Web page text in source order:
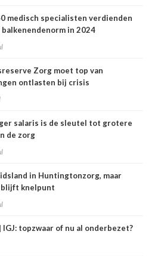
medisch specialisten verdienden
balkenendenorm in 2024
Zorg moet top van
ontlasten bij crisis
salaris is de sleutel tot grotere
de zorg
in Huntingtonzorg, maar
knelpunt
topzwaar of nu al onderbezet?